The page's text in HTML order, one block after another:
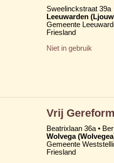
Sweelinckstraat 39a
Leeuwarden
Gemeente
Friesland
Niet in gebruik
Vrij
Beatrixlaan 36a •
Wolvega
Gemeente
Friesland